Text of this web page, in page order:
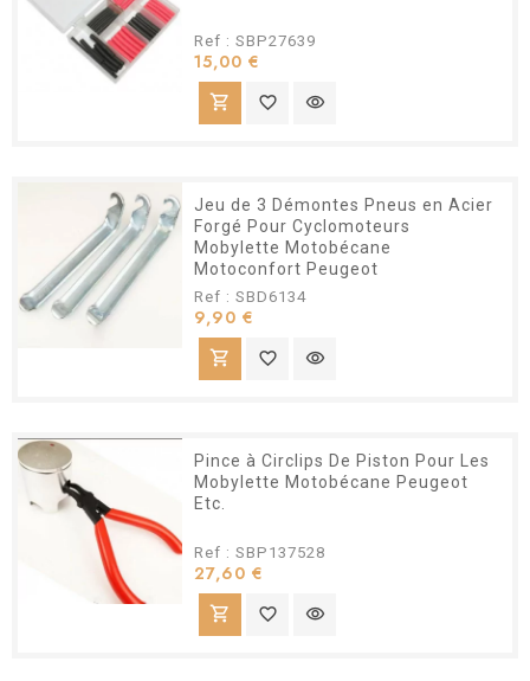
Ref : SBP27639
15,00 €
shopping_cart favorite_border visibility
Jeu de 3 Démontes Pneus en Acier
Forgé Pour Cyclomoteurs
Mobylette Motobécane
Motoconfort Peugeot
Ref : SBD6134
9,90 €
shopping_cart favorite_border visibility
Pince à Circlips De Piston Pour Les
Mobylette Motobécane Peugeot
Etc.
Ref : SBP137528
27,60 €
shopping_cart favorite_border visibility